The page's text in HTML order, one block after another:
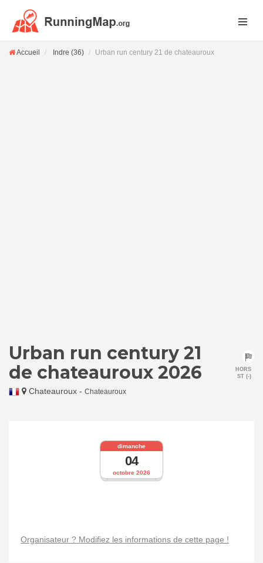
Accueil Indre (36) Urban run century 21 de chateauroux
Urban run century 21
de chateauroux 2026
Chateauroux - Chateauroux
HORS
ST (-)
octobre 2026
dimanche
04
Organisateur ? Modifiez les informations de cette page !